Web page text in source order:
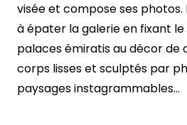
visée et compose ses
à épater la galerie en fixant
palaces émiratis au décor
corps lisses et sculptés par
paysages instagrammables…